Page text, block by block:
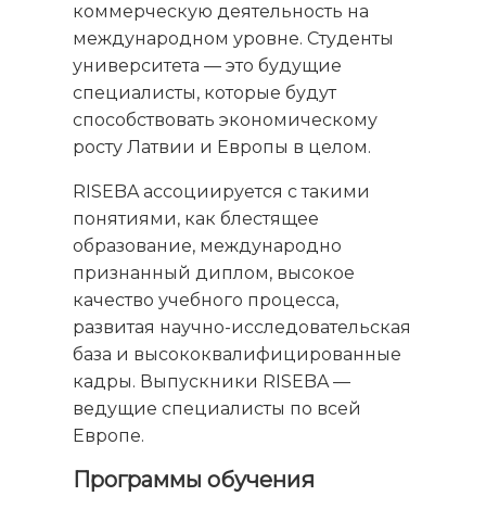
коммерческую деятельность на
международном уровне. Студенты
университета — это будущие
специалисты, которые будут
способствовать экономическому
росту Латвии и Европы в целом.
RISEBA ассоциируется с такими
понятиями, как блестящее
образование, международно
признанный диплом, высокое
качество учебного процесса,
развитая научно-исследовательская
база и высококвалифицированные
кадры. Выпускники RISEBA —
ведущие специалисты по всей
Европе.
Программы обучения